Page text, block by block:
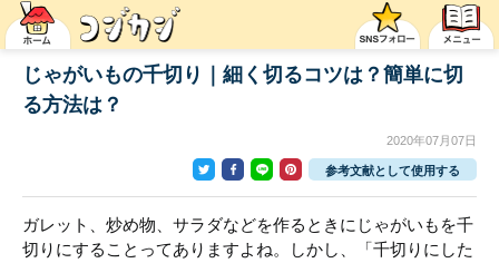
じゃがいもの千切り｜細く切るコツは？簡単に切
る方法は？
2020年07月07日
参考文献として使用する
ガレット、炒め物、サラダなどを作るときにじゃがいもを千
切りにすることってありますよね。しかし、「千切りにした